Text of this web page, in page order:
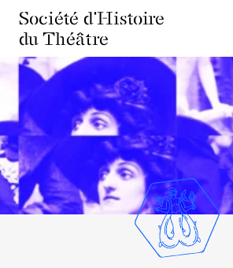
Société d'Histoire
du Théâtre